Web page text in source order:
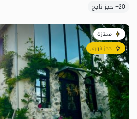
3.85مليون ت 4.9
20+ حجز ناجح
ممتازة
حجز فوري